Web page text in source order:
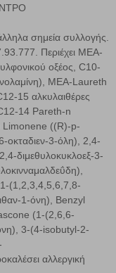
σημεία συλλογής.
Περιέχει MEA-
οξέος, C10-
MEA-Laureth
15 αλκυλαιθέρες
14 Pareth-n
Limonene ((R)-p-
οκταδιεν-3-όλη), 2,4-
διμεθυλοκυκλοεξ-3-
(1,2,3,4,5,6,7,8-
1-όνη), Benzyl
(1-(2,6,6-
3-(4-isobutyl-2-
αλλεργική